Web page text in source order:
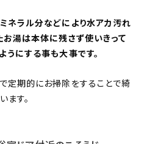
ネラル分などにより水アカ汚れ
お湯は本体に残さず使いきって
うにする事も大事です。
定期的にお掃除をすることで綺
ます。